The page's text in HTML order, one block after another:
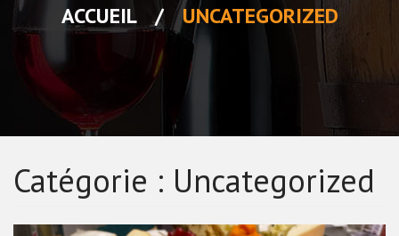
ACCUEIL / UNCATEGORIZED
Catégorie : Uncategorized